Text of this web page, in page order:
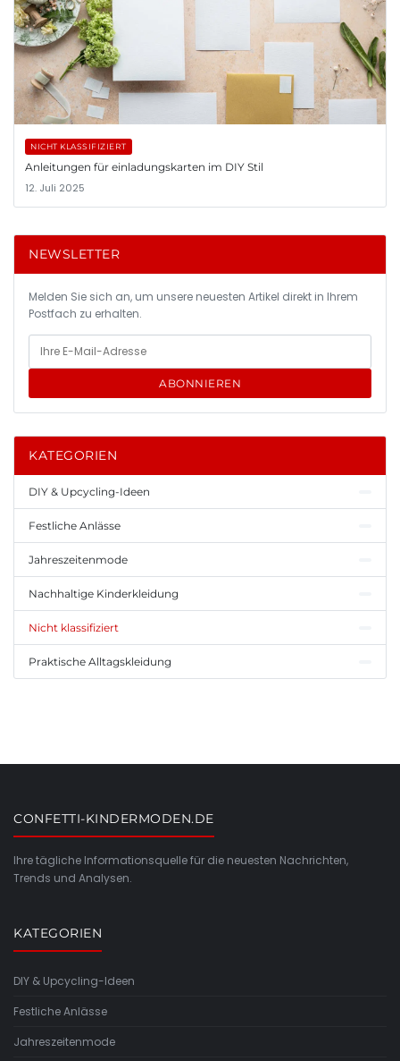
NICHT KLASSIFIZIERT
Anleitungen für einladungskarten im DIY Stil
12. Juli 2025
NEWSLETTER
Melden Sie sich an, um unsere neuesten Artikel direkt in Ihrem
Postfach zu erhalten.
ABONNIEREN
KATEGORIEN
DIY & Upcycling-Ideen
Festliche Anlässe
Jahreszeitenmode
Nachhaltige Kinderkleidung
Nicht klassifiziert
Praktische Alltagskleidung
CONFETTI-KINDERMODEN.DE
Ihre tägliche Informationsquelle für die neuesten Nachrichten,
Trends und Analysen.
KATEGORIEN
DIY & Upcycling-Ideen
Festliche Anlässe
Jahreszeitenmode